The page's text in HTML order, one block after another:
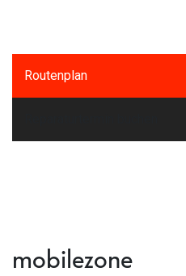
Routenplan
mobilezone